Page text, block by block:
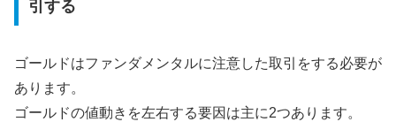
引する
ゴールドはファンダメンタルに注意した取引をする必要が
あります。
ゴールドの値動きを左右する要因は主に2つあります。